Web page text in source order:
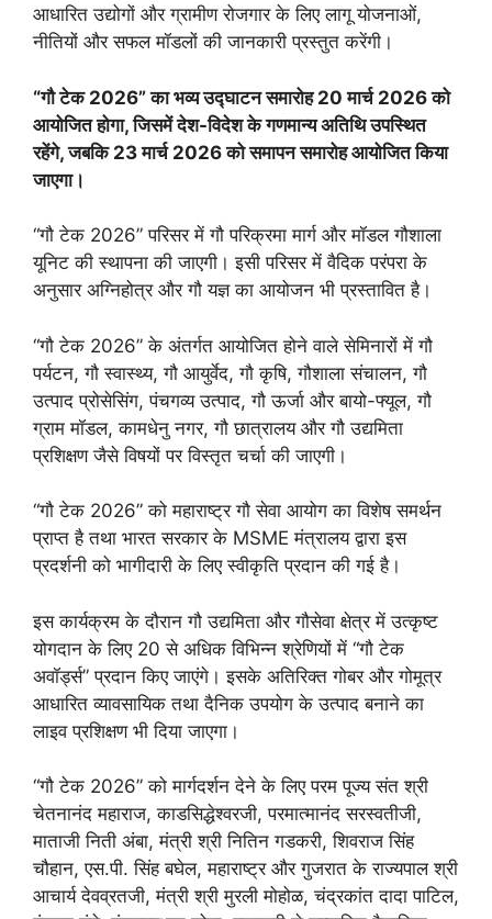
आधारित उद्योगों और ग्रामीण रोजगार के लिए लागू योजनाओं,
नीतियों और सफल मॉडलों की जानकारी प्रस्तुत करेंगी।
“गौ टेक 2026” का भव्य उद्घाटन समारोह 20 मार्च 2026 को
आयोजित होगा, जिसमें देश-विदेश के गणमान्य अतिथि उपस्थित
रहेंगे, जबकि 23 मार्च 2026 को समापन समारोह आयोजित किया
जाएगा।
“गौ टेक 2026” परिसर में गौ परिक्रमा मार्ग और मॉडल गौशाला
यूनिट की स्थापना की जाएगी। इसी परिसर में वैदिक परंपरा के
अनुसार अग्निहोत्र और गौ यज्ञ का आयोजन भी प्रस्तावित है।
“गौ टेक 2026” के अंतर्गत आयोजित होने वाले सेमिनारों में गौ
पर्यटन, गौ स्वास्थ्य, गौ आयुर्वेद, गौ कृषि, गौशाला संचालन, गौ
उत्पाद प्रोसेसिंग, पंचगव्य उत्पाद, गौ ऊर्जा और बायो-फ्यूल, गौ
ग्राम मॉडल, कामधेनु नगर, गौ छात्रालय और गौ उद्यमिता
प्रशिक्षण जैसे विषयों पर विस्तृत चर्चा की जाएगी।
“गौ टेक 2026” को महाराष्ट्र गौ सेवा आयोग का विशेष समर्थन
प्राप्त है तथा भारत सरकार के MSME मंत्रालय द्वारा इस
प्रदर्शनी को भागीदारी के लिए स्वीकृति प्रदान की गई है।
इस कार्यक्रम के दौरान गौ उद्यमिता और गौसेवा क्षेत्र में उत्कृष्ट
योगदान के लिए 20 से अधिक विभिन्न श्रेणियों में “गौ टेक
अवॉर्ड्स” प्रदान किए जाएंगे। इसके अतिरिक्त गोबर और गोमूत्र
आधारित व्यावसायिक तथा दैनिक उपयोग के उत्पाद बनाने का
लाइव प्रशिक्षण भी दिया जाएगा।
“गौ टेक 2026” को मार्गदर्शन देने के लिए परम पूज्य संत श्री
चेतनानंद महाराज, काडसिद्धेश्वरजी, परमात्मानंद सरस्वतीजी,
माताजी निती अंबा, मंत्री श्री नितिन गडकरी, शिवराज सिंह
चौहान, एस.पी. सिंह बघेल, महाराष्ट्र और गुजरात के राज्यपाल श्री
आचार्य देवव्रतजी, मंत्री श्री मुरली मोहोळ, चंद्रकांत दादा पाटिल,